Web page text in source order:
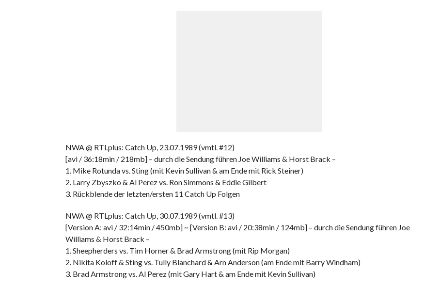
NWA @ RTLplus: Catch Up, 23.07.1989 (vmtl. #12)
[avi / 36:18min / 218mb] – durch die Sendung führen Joe Williams & Horst Brack –
1. Mike Rotunda vs. Sting (mit Kevin Sullivan & am Ende mit Rick Steiner)
2. Larry Zbyszko & Al Perez vs. Ron Simmons & Eddie Gilbert
3. Rückblende der letzten/ersten 11 Catch Up Folgen
NWA @ RTLplus: Catch Up, 30.07.1989 (vmtl. #13)
[Version A: avi / 32:14min / 450mb] ~ [Version B: avi / 20:38min / 124mb] – durch die Sendung führen Joe
Williams & Horst Brack –
1. Sheepherders vs. Tim Horner & Brad Armstrong (mit Rip Morgan)
2. Nikita Koloff & Sting vs. Tully Blanchard & Arn Anderson (am Ende mit Barry Windham)
3. Brad Armstrong vs. Al Perez (mit Gary Hart & am Ende mit Kevin Sullivan)